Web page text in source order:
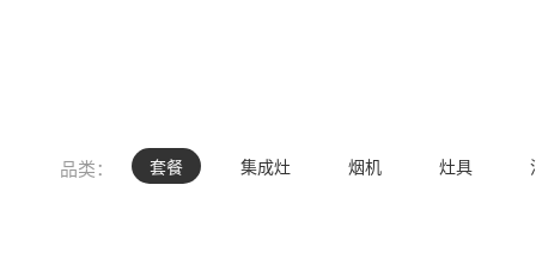
品类： 套餐 集成灶 烟机 灶具